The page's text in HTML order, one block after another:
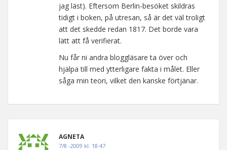
jag läst). Eftersom Berlin-besöket skildras
tidigt i boken, på utresan, så är det väl troligt
att det skedde redan 1817. Det borde vara
lätt att få verifierat.
Nu får ni andra bloggläsare ta över och
hjälpa till med ytterligare fakta i målet. Eller
såga min teori, vilket den kanske förtjänar.
AGNETA
7/8 -2009 kl. 18:47